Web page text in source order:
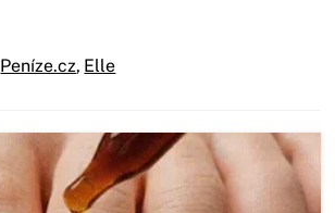
Peníze.cz, Elle